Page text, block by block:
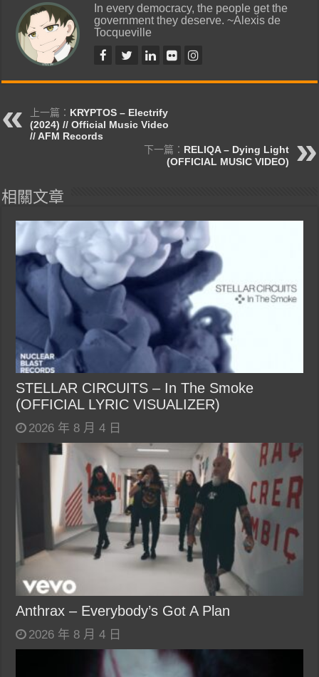
In every democracy, the people get the
government they deserve. ~Alexis de
Tocqueville
上一篇： KRYPTOS – Electrify
(2024) // Official Music Video
// AFM Records
下一篇： RELIQA – Dying Light
(OFFICIAL MUSIC VIDEO)
相關文章
STELLAR CIRCUITS – In The Smoke
(OFFICIAL LYRIC VISUALIZER)
2026 年 8 月 4 日
Anthrax – Everybody’s Got A Plan
2026 年 8 月 4 日